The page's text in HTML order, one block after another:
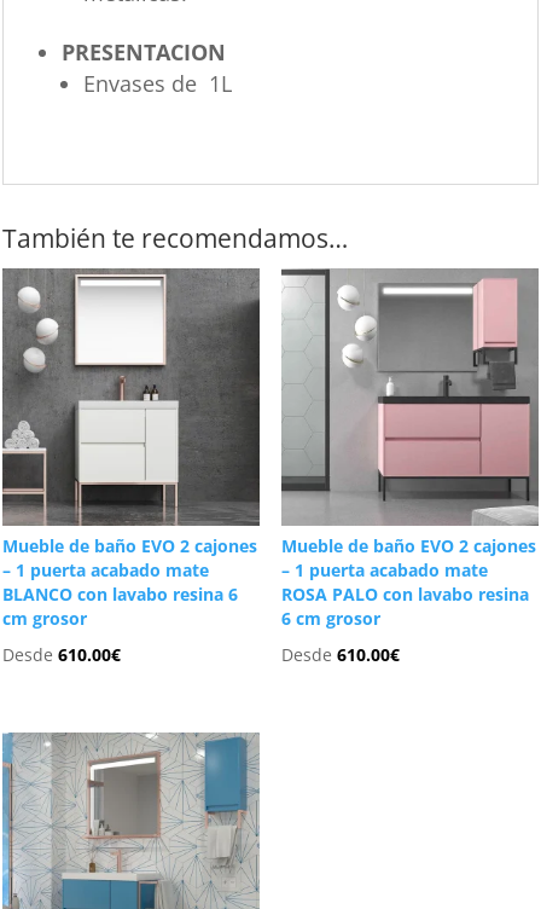
PRESENTACION
Envases de 1L
También te recomendamos…
Mueble de baño EVO 2 cajones
– 1 puerta acabado mate
BLANCO con lavabo resina 6
cm grosor
Desde610.00€
Mueble de baño EVO 2 cajones
– 1 puerta acabado mate
ROSA PALO con lavabo resina
6 cm grosor
Desde 610.00€